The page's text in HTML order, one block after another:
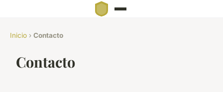
Inicio › Contacto
Contacto